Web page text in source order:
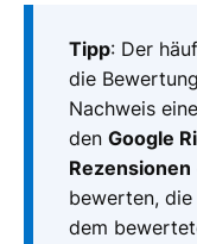
Tipp: Der
die
Nachweis
den Google
Rezensionen
bewerten, die
dem